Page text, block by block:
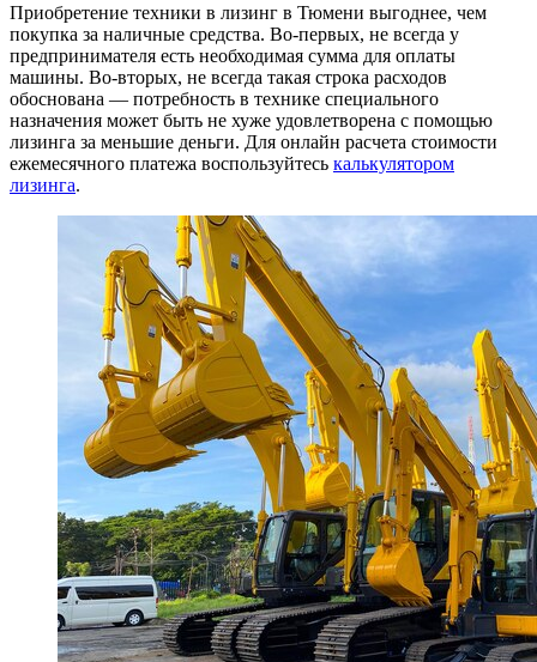
Приобретение техники в лизинг в Тюмени выгоднее, чем
покупка за наличные средства. Во-первых, не всегда у
предпринимателя есть необходимая сумма для оплаты
машины. Во-вторых, не всегда такая строка расходов
обоснована — потребность в технике специального
назначения может быть не хуже удовлетворена с помощью
лизинга за меньшие деньги. Для онлайн расчета стоимости
ежемесячного платежа воспользуйтесь калькулятором
лизинга.